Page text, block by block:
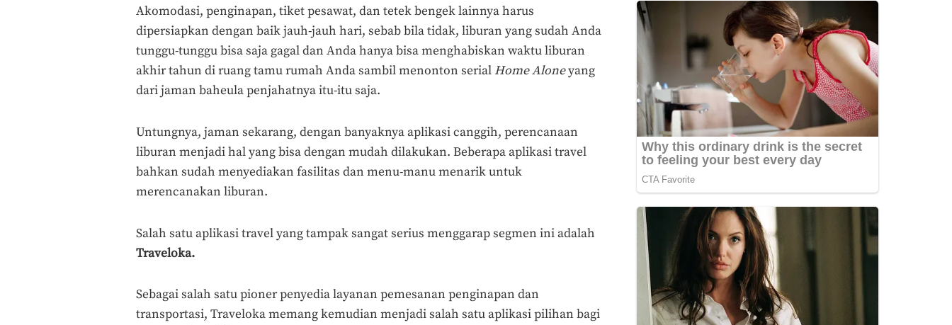
Akomodasi, penginapan, tiket pesawat, dan tetek bengek lainnya harus
dipersiapkan dengan baik jauh-jauh hari, sebab bila tidak, liburan yang sudah Anda
tunggu-tunggu bisa saja gagal dan Anda hanya bisa menghabiskan waktu liburan
akhir tahun di ruang tamu rumah Anda sambil menonton serial Home Aloneyang
dari jaman baheula penjahatnya itu-itu saja.
Untungnya, jaman sekarang, dengan banyaknya aplikasi canggih, perencanaan
liburan menjadi hal yang bisa dengan mudah dilakukan. Beberapa aplikasi travel
bahkan sudah menyediakan fasilitas dan menu-manu menarik untuk
merencanakan liburan.
Salah satu aplikasi travel yang tampak sangat serius menggarap segmen ini adalah
Traveloka.
Sebagai salah satu pioner penyedia layanan pemesanan penginapan dan
transportasi, Traveloka memang kemudian menjadi salah satu aplikasi pilihan bagi